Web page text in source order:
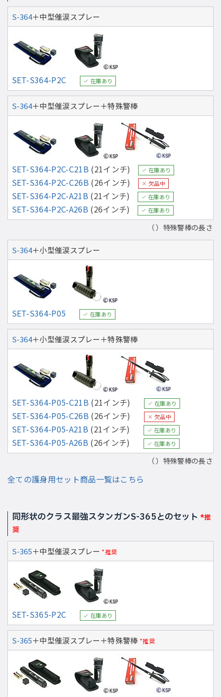
S-364＋中型催涙スプレー
SET-S364-P2C 在庫あり
S-364＋中型催涙スプレー＋特殊警棒
SET-S364-P2C-C21B (21インチ) 在庫あり
SET-S364-P2C-C26B (26インチ) 欠品中
SET-S364-P2C-A21B (21インチ) 在庫あり
SET-S364-P2C-A26B (26インチ) 在庫あり
（ ）特殊警棒の長さ
S-364＋小型催涙スプレー
SET-S364-P05 在庫あり
S-364＋小型催涙スプレー＋特殊警棒
SET-S364-P05-C21B (21インチ) 在庫あり
SET-S364-P05-C26B (26インチ) 欠品中
SET-S364-P05-A21B (21インチ) 在庫あり
SET-S364-P05-A26B (26インチ) 在庫あり
（ ）特殊警棒の長さ
全ての護身用セット商品一覧はこちら
同形状のクラス最強スタンガンS-365とのセット *推
奨
S-365＋中型催涙スプレー *推奨
SET-S365-P2C 在庫あり
S-365＋中型催涙スプレー＋特殊警棒 *推奨